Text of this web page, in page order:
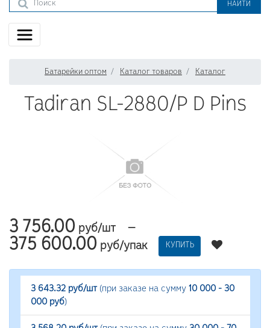
НАЙТИ
Батарейки оптом Каталог товаров Каталог
Tadiran SL-2880/P D Pins
3 756.00 руб/шт —
375 600.00 руб/упак КУПИТЬ
3 643.32 руб/шт(при заказе на сумму 10 000 - 30
000 руб)